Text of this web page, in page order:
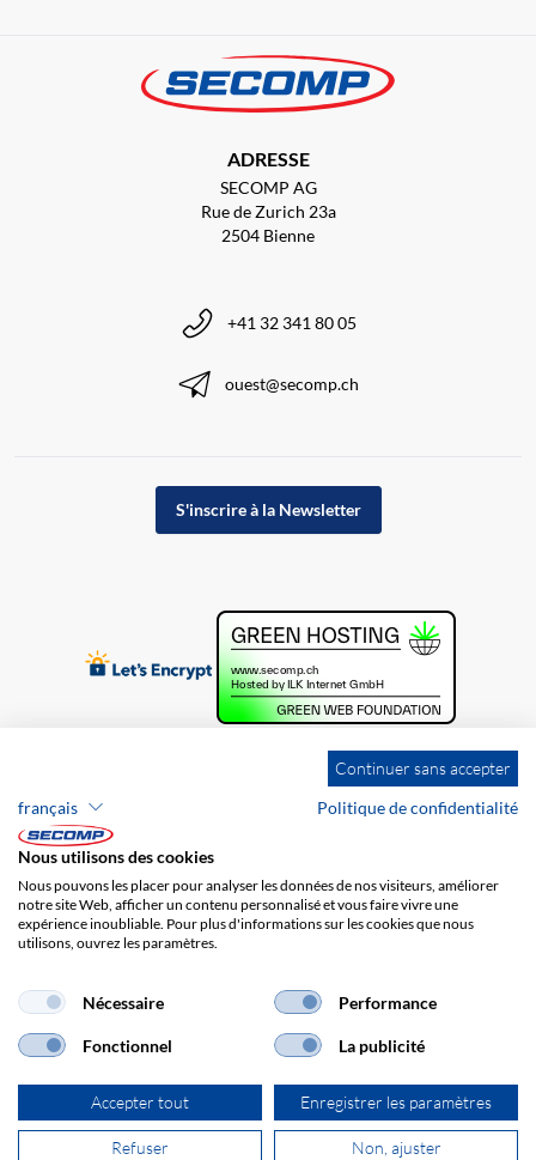
ADRESSE
SECOMP AG
Rue de Zurich 23a
2504 Bienne
+41 32 341 80 05
ouest@secomp.ch
S'inscrire à la Newsletter
Brands
Protection des données
Frais de port
© 2026 SECOMP AG. Tous les droits sont réservés.
Continuer sans accepter
français
Politique de confidentialité
Nous utilisons des cookies
Nous pouvons les placer pour analyser les données de nos visiteurs, améliorer
notre site Web, afficher un contenu personnalisé et vous faire vivre une
expérience inoubliable. Pour plus d'informations sur les cookies que nous
utilisons, ouvrez les paramètres.
Nécessaire Performance
Fonctionnel La publicité
Accepter tout Enregistrer les paramètres
Refuser Non, ajuster